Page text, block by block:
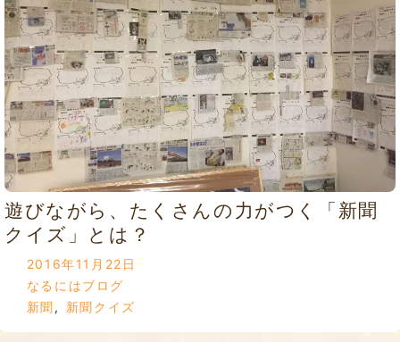
遊びながら、たくさんの力がつく「新聞
クイズ」とは？
2016年11月22日
なるにはブログ
新聞, 新聞クイズ